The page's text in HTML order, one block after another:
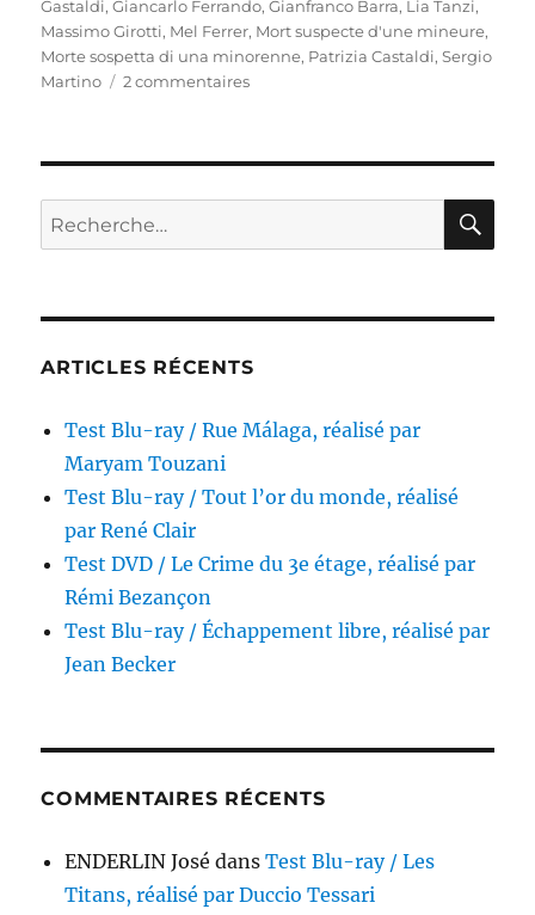
Gastaldi,Giancarlo Ferrando,Gianfranco Barra, Lia Tanzi,
Massimo Girotti, Mel Ferrer, Mort suspecte d'une mineure,
Morte sospetta di una minorenne, Patrizia Castaldi,Sergio
Martino
2 commentairessur
Mort
d’une
Sergio
Recherche
pour :
ARTICLES RÉCENTS
Test Blu-ray / Rue Málaga, réalisé par
Maryam Touzani
Test Blu-ray / Tout l’or du monde, réalisé
par René Clair
Test DVD / Le Crime du 3e étage, réalisé par
Rémi Bezançon
Test Blu-ray / Échappement libre, réalisé par
Jean Becker
COMMENTAIRES RÉCENTS
ENDERLIN José dansTest Blu-ray / Les
Titans, réalisé par Duccio Tessari